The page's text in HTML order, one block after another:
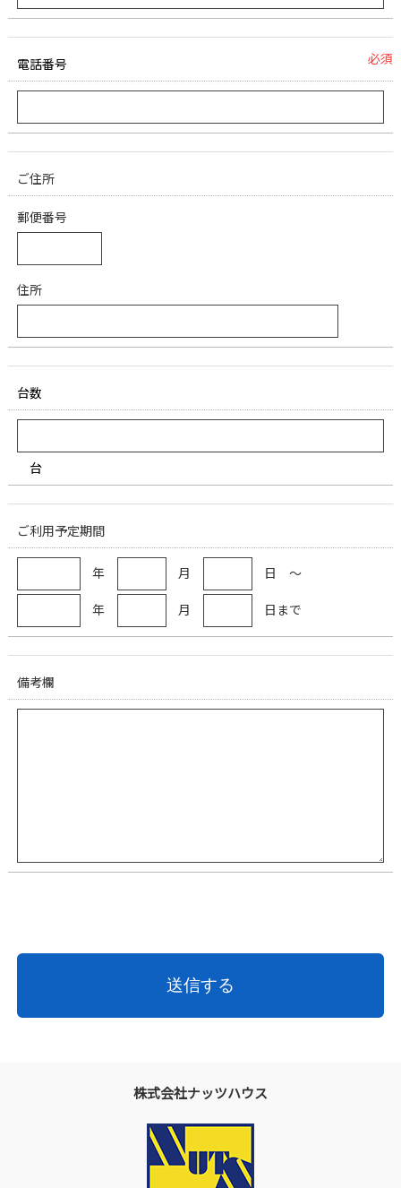
電話番号 必須
ご住所
郵便番号
住所
台数
台
ご利用予定期間
年 月 日 ～
年 月 日まで
備考欄
株式会社ナッツハウス